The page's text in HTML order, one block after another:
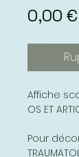
0,00 €
Affiche
OS ET
Pour